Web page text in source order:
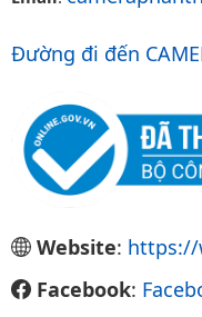
Đường đi đến
Website: https://
Facebook: